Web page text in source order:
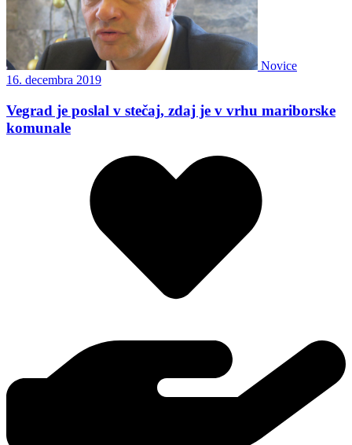
Novice
16. decembra 2019
Vegrad je poslal v stečaj, zdaj je v vrhu mariborske
komunale